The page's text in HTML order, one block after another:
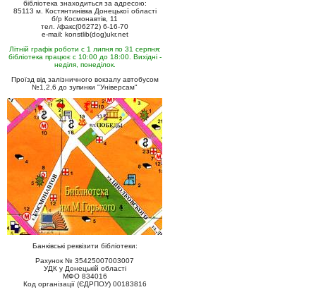
бібліотека знаходиться за адресою:
85113 м. Костянтинівка Донецької області
б/р Космонавтів, 11
тел. /факс(06272) 6-16-70
e-mail: konstlib(dog)ukr.net
Літній графік роботи с 1 липня по 31 серпня:
бібліотека працює с 10:00 до 18:00. Вихідні -
неділя, понеділок.
Проїзд від залізничного вокзалу автобусом
№1,2,6 до зупинки "Універсам"
Банківські реквізити бібліотеки:
Рахунок № 35425007003007
УДК у Донецькій області
МФО 834016
Код організації (ЄДРПОУ) 00183816